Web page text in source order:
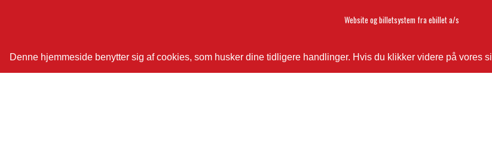
Denne hjemmeside benytter sig af cookies, som husker dine tidligere handlinger. Hvis du klikker videre på vores
Website og billetsystem fra ebillet a/s